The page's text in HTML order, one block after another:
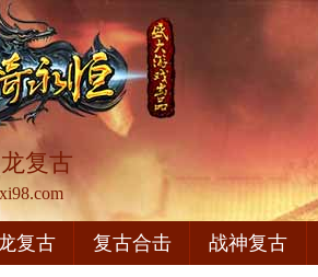
复古
复古 复古合击 战神复古